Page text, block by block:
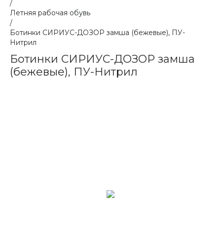
/
Летняя рабочая обувь
/
Ботинки СИРИУС-ДОЗОР замша (бежевые), ПУ-
Нитрил
Ботинки СИРИУС-ДОЗОР замша
(бежевые), ПУ-Нитрил